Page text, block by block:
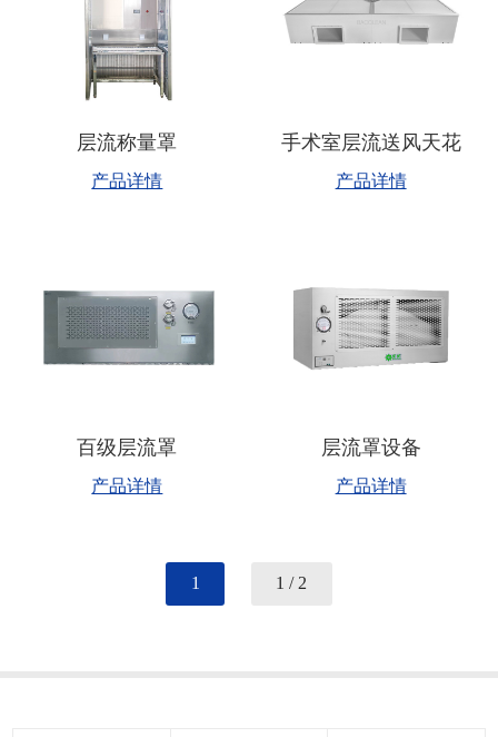
层流称量罩
产品详情
手术室层流送风天花
产品详情
百级层流罩
产品详情
层流罩设备
产品详情
1 1 / 2